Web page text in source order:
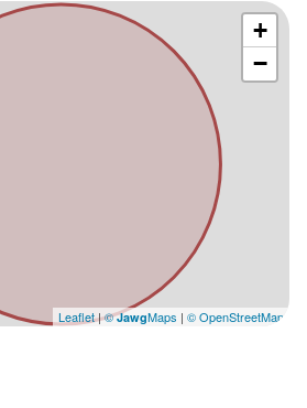
+
−
Leaflet|©JawgMaps | © OpenStreetMap